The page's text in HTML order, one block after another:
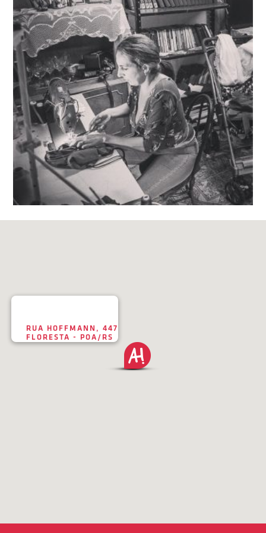
RUA HOFFMANN, 447
FLORESTA - POA/RS